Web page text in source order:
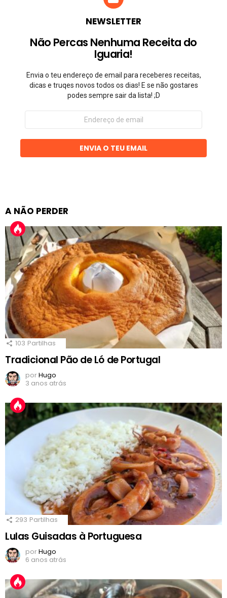
NEWSLETTER
Não Percas Nenhuma Receita do
Iguaria!
Envia o teu endereço de email para receberes receitas,
dicas e truqes novos todos os dias! E se não gostares
podes sempre sair da lista! ;D
Endereço
email
ENVIA O TEU EMAIL
A NÃO PERDER
103 Partilhas
Tradicional Pão de Ló de Portugal
porHugo
3 anos atrás
293 Partilhas
Lulas Guisadas à Portuguesa
porHugo
6 anos atrás